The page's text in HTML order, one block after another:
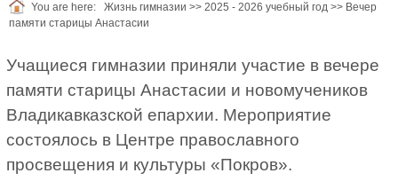
You are here: Жизнь гимназии >> 2025 - 2026 учебный год >> Вечер
памяти старицы Анастасии
Учащиеся гимназии приняли участие в вечере
памяти старицы Анастасии и новомучеников
Владикавказской епархии. Мероприятие
состоялось в Центре православного
просвещения и культуры «Покров».